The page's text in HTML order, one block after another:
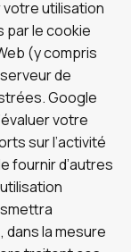
utilisation
par le cookie
(y compris
de
Google
votre
sur l’activité
fournir d’autres
la mesure